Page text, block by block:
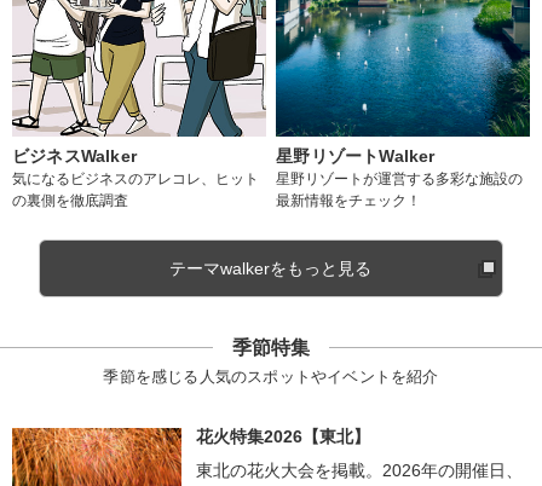
ビジネスWalker
気になるビジネスのアレコレ、ヒット
の裏側を徹底調査
星野リゾートWalker
星野リゾートが運営する多彩な施設の
最新情報をチェック！
テーマwalkerをもっと見る
季節特集
季節を感じる人気のスポットやイベントを紹介
花火特集2026【東北】
東北の花火大会を掲載。2026年の開催日、